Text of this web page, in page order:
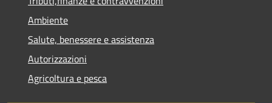
Ambiente
Salute, benessere e assistenza
Autorizzazioni
Agricoltura e pesca